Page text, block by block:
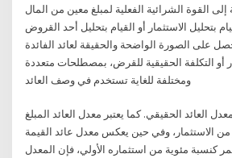
إلى القوة الشرائية الفعلية لمبلغ معين من المال
بتحليل الاستثمار أو القيام بتحليل أحد القروض
على الصورة الواضحة والحقيقة لعائد الفائدة
أو التكلفة الحقيقية للقرض، بمصطلحات متعددة
ومختلفة للغاية تستخدم في وصف العائد
العائد الحقيقي. كما يعتبر معدل العائد المبلغ
الاستثمار، وفي حين يعكس معدل عائد القيمة
كنسبة مئوية من استثماره الأولي، فإن المعدل